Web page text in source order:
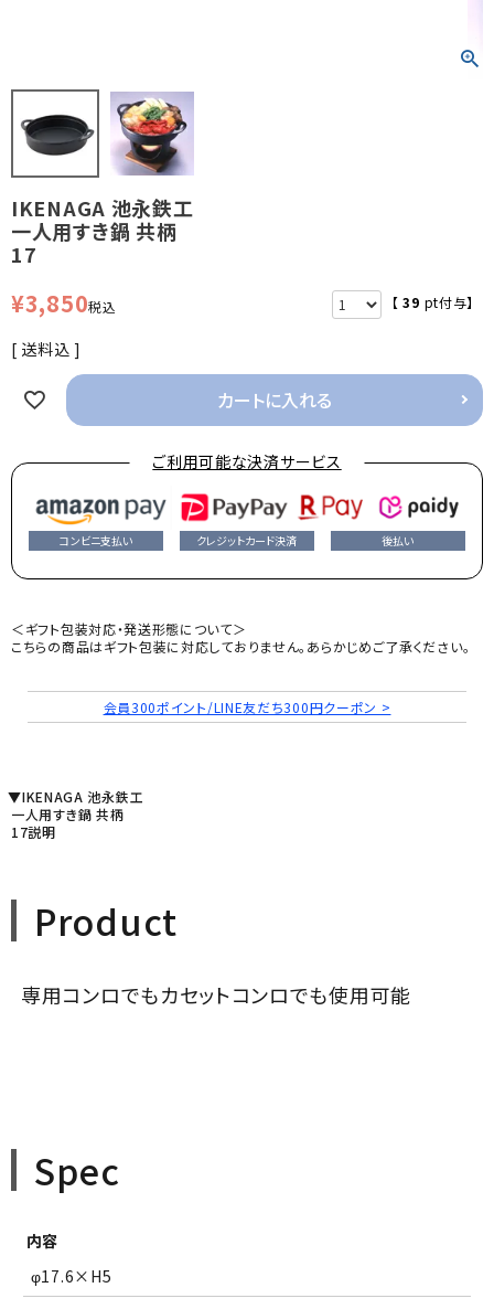
IKENAGA 池永鉄工
一人用すき鍋 共柄
17
¥3,850税込 【 39 pt付与】
送料込
カートに入れる
ご利用可能な決済サービス
コンビニ支払い クレジットカード決済 後払い
＜ギフト包装対応・発送形態について＞
こちらの商品はギフト包装に対応しておりません。あらかじめご了承ください。
会員300ポイント/LINE友だち300円クーポン >
▼IKENAGA 池永鉄工
一人用すき鍋 共柄
17説明
Product
専用コンロでもカセットコンロでも使用可能
Spec
内容
φ17.6×H5